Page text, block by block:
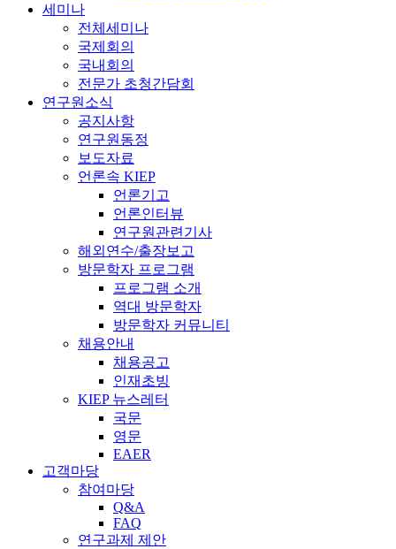
세미나
전체세미나
국제회의
국내회의
전문가 초청간담회
연구원소식
공지사항
연구원동정
보도자료
언론속 KIEP
언론기고
언론인터뷰
연구원관련기사
해외연수/출장보고
방문학자 프로그램
프로그램 소개
역대 방문학자
방문학자 커뮤니티
채용안내
채용공고
인재초빙
KIEP 뉴스레터
국문
영문
EAER
고객마당
참여마당
Q&A
FAQ
연구과제 제안